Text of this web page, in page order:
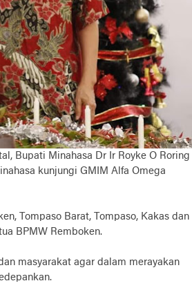
Bupati Minahasa Dr Ir Royke O Roring
kunjungi GMIM Alfa Omega
Tompaso Barat, Tompaso, Kakas dan
BPMW Remboken.
masyarakat agar dalam merayakan